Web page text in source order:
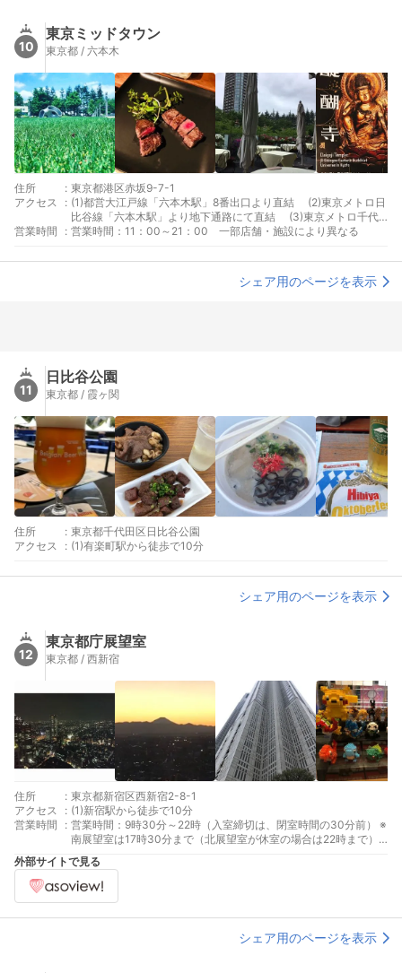
10
東京ミッドタウン
東京都 / 六本木
住所 : 東京都港区赤坂9-7-1
アクセス
: (1)都営大江戸線「六本木駅」8番出口より直結 (2)東京メトロ日
比谷線「六本木駅」より地下通路にて直結 (3)東京メトロ千代
田線「乃木坂駅」3番出口より徒歩約3分 (4)東京メトロ南北線
営業時間 : 営業時間：11：00～21：00 一部店舗・施設により異なる
シェア用のページを表示
11
日比谷公園
東京都 / 霞ヶ関
住所 : 東京都千代田区日比谷公園
アクセス
: (1)有楽町駅から徒歩で10分
シェア用のページを表示
12
東京都庁展望室
東京都 / 西新宿
住所 : 東京都新宿区西新宿2-8-1
アクセス
: (1)新宿駅から徒歩で10分
営業時間
: 営業時間：9時30分～22時（入室締切は、閉室時間の30分前） ※
南展望室は17時30分まで（北展望室が休室の場合は22時まで）
休業：休室日：（南展望室）第１及び第３火曜日 （北展望室）
第２及び第４月曜日※１月１日を除く年末年始 ※祝日に重なる場
合は開室し、その翌日を休室とします。
外部サイトで見る
シェア用のページを表示